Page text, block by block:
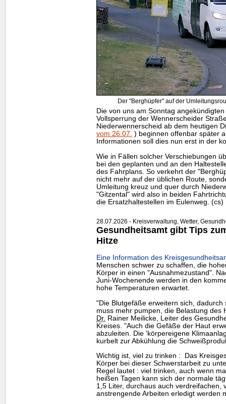
Der "Berghüpfer" auf der
Die von uns am Sonntag
Vollsperrung der Wennerscheider
Niederwennerscheid ab dem heutigen
vom 26.07. ) beginnen offenbar später
Informationen soll dies nun erst in der
Wie in Fällen solcher Verschiebungen
bei den geplanten und an den
des Fahrplans. So verkehrt der
nicht mehr auf der üblichen Route,
Umleitung kreuz und quer durch
"Gitzental" wird also in beiden
die Ersatzhaltestellen im Eulenweg. (cs)
28.07.2026 - Kreisverwaltung, Wetter,
Gesundheitsamt gibt Tips
Hitze
Eine Information des
Menschen schwer zu schaffen, die
Körper in einen "Ausnahmezustand".
Juni-Wochenende werden in den
hohe Temperaturen erwartet.
"Die Blutgefäße erweitern sich,
muss mehr pumpen, die Belastung des
Dr. Rainer Meilicke, Leiter des
Kreises. "Auch die Gefäße der Haut
abzuleiten. Die 'körpereigene
kurbelt zur Abkühlung die
Wichtig ist, viel zu trinken : Das
Körper bei dieser Schwerstarbeit zu
Regel lautet : viel trinken, auch wenn
heißen Tagen kann sich der normale
1,5 Liter, durchaus auch verdreifachen,
anstrengende Arbeiten erledigt werden